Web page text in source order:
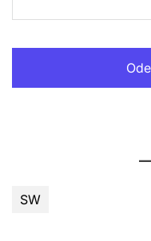
SW